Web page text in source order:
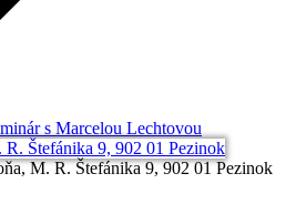
s Marcelou Lechtovou
M. R. Štefánika 9, 902 01 Pezinok